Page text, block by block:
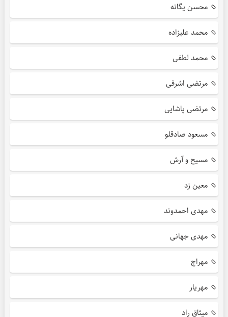
محسن یگانه
محمد علیزاده
محمد لطفی
مرتضی اشرفی
مرتضی پاشایی
مسعود صادقلو
مسیح و آرش
معین زد
مهدی احمدوند
مهدی جهانی
مهراج
مهریار
میثاق راد